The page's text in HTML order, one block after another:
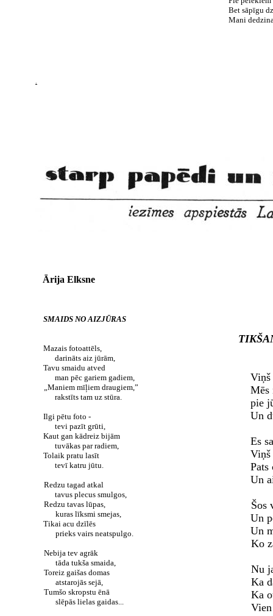
Bet sāpīgu
Mani
Ārija Elksne
SMAIDS NO AIZJŪRAS
Mazais fotoattēls,
darināts aiz jūrām,
Tavu smaidu atved
man pēc gariem gadiem,
„Maniem mīļiem draugiem,”
rakstīts tam uz stūra.
Ilgi pētu foto -
tevi pazīt grūti,
Kaut gan kādreiz bijām
tuvākas par radiem,
Tolaik pratu lasīt
tevī katru jūtu.
Redzu tagad atkal
tavus plecus smulgos,
Redzu tavas lūpas,
kuras līksmi smejas,
Tikai acu dzīlēs
prieks vairs neatspulgo.
Nebija tev agrāk
tāda tukša smaida,
Toreiz gaišas domas
atstarojās sejā,
Tumšo skropstu ēnā
slēpās lielas gaidas...
Viņš
Mēs
pie
Un
Es
Viņš
Un
Šos
Un
Un
Ko
Nu
Ka
Ka